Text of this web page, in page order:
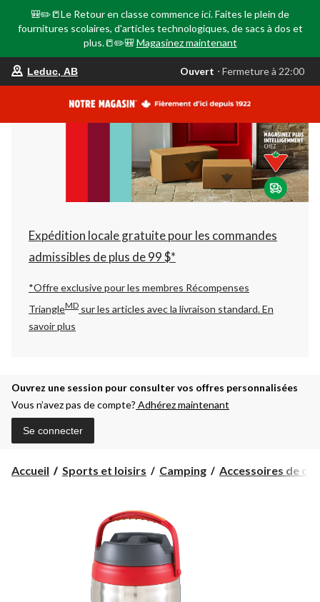
🎒✏️📒Le Retour en classe commence ici. Faites le plein de
fournitures scolaires, d'articles technologiques, de sacs à dos et
plus.📒✏️🎒 Magasinez maintenant
votre
est
AB,
Ouvert,
Fermeture
à
22:00
changer
Leduc, AB Ouvert ⋅ Fermeture à 22:00
Expédition locale gratuite pour les commandes
admissibles de plus de 99 $*
*Offre exclusive pour les membres Récompenses
TriangleMD sur les articles avec la livraison standard.En
savoir plus
Ouvrez une session pour consulter vos offres personnalisées
Vous n’avez pas de compte? Adhérez maintenant
Se connecter
Accueil Sports et loisirs Camping Accessoires de